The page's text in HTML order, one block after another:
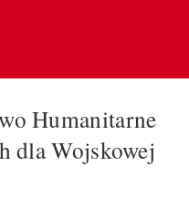
Humanitarne
dla Wojskowej